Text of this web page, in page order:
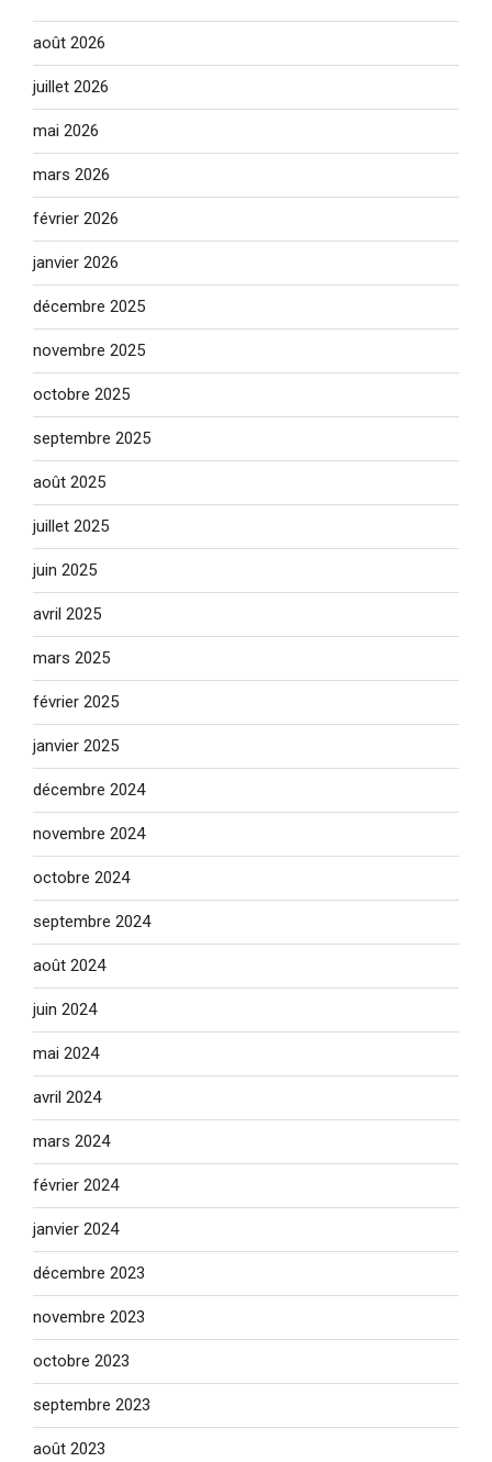
août 2026
juillet 2026
mai 2026
mars 2026
février 2026
janvier 2026
décembre 2025
novembre 2025
octobre 2025
septembre 2025
août 2025
juillet 2025
juin 2025
avril 2025
mars 2025
février 2025
janvier 2025
décembre 2024
novembre 2024
octobre 2024
septembre 2024
août 2024
juin 2024
mai 2024
avril 2024
mars 2024
février 2024
janvier 2024
décembre 2023
novembre 2023
octobre 2023
septembre 2023
août 2023